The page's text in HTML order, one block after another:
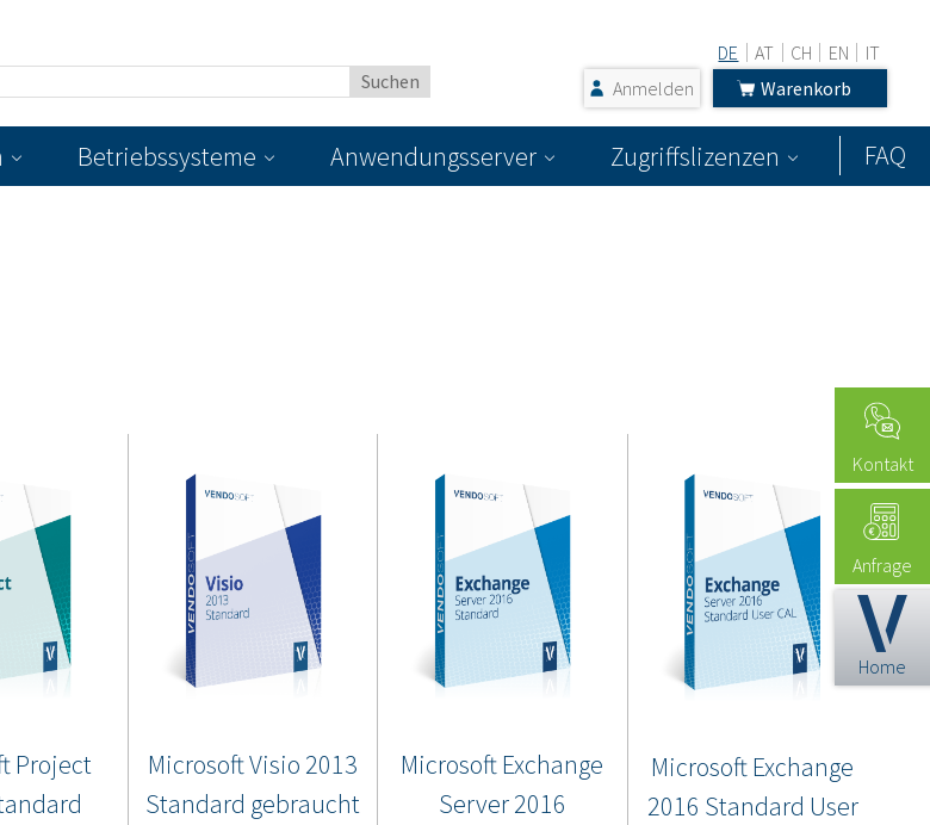
DE AT CH EN
IT
Anmelden
Warenkorb
Betriebssysteme Anwendungsserver Zugriffslizenzen FAQ
Kontakt
Anfrage
Home
Project
Microsoft Visio 2013
Standard gebraucht
Microsoft Exchange
Server 2016
Microsoft Exchange
2016 Standard User